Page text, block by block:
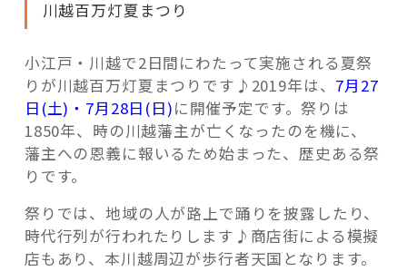
川越百万灯夏まつり
小江戸・川越で2日間にわたって実施される夏祭
りが川越百万灯夏まつりです♪2019年は、 7月27
日(土)・7月28日(日)に開催予定です。祭りは
1850年、時の川越藩主が亡くなったのを機に、
藩主への恩義に報いるため始まった、歴史ある祭
りです。
祭りでは、地域の人が路上で踊りを披露したり、
時代行列が行われたりします♪商店街による模擬
店もあり、本川越周辺が歩行者天国となります。